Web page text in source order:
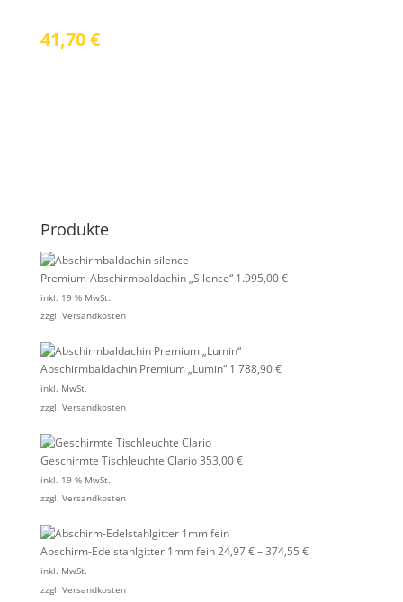
41,70€
Produkte
Premium-Abschirmbaldachin „Silence“ 1.995,00€
inkl. 19 % MwSt.
zzgl. Versandkosten
Abschirmbaldachin Premium „Lumin“ 1.788,90€
inkl. MwSt.
zzgl. Versandkosten
Geschirmte Tischleuchte Clario353,00€
inkl. 19 % MwSt.
zzgl. Versandkosten
Abschirm-Edelstahlgitter 1mm fein24,97€–374,55 €
inkl. MwSt.
zzgl. Versandkosten